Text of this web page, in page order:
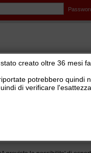
SUPPORTO>Aggiornamenti
creato oltre 36 mesi
potrebbero quindi
di verificare